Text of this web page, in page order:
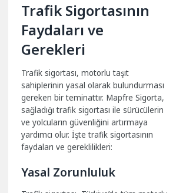
Trafik Sigortasının
Faydaları ve
Gerekleri
Trafik sigortası, motorlu taşıt
sahiplerinin yasal olarak bulundurması
gereken bir teminattır. Mapfre Sigorta,
sağladığı trafik sigortası ile sürücülerin
ve yolcuların güvenliğini artırmaya
yardımcı olur. İşte trafik sigortasının
faydaları ve gereklilikleri:
Yasal Zorunluluk